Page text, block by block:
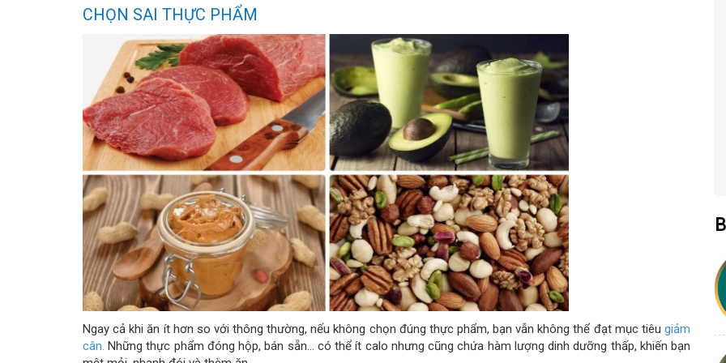
CHỌN SAI THỰC PHẨM
Ngay cả khi ăn ít hơn so với thông thường, nếu không chọn đúng thực phẩm, bạn vẫn không thể đạt mục tiêu giảm
cân. Những thực phẩm đóng hộp, bán sẵn... có thể ít calo nhưng cũng chứa hàm lượng dinh dưỡng thấp, khiến bạn